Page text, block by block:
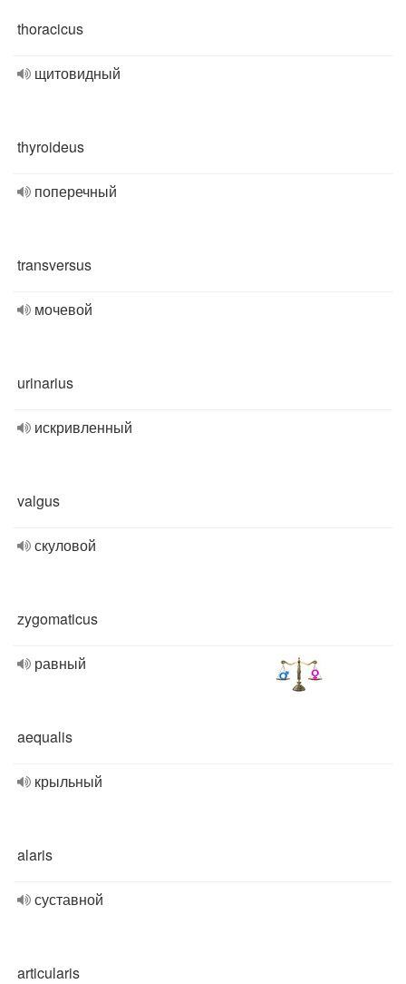
thoracicus
щитовидный
thyroideus
поперечный
transversus
мочевой
urinarius
искривленный
valgus
скуловой
zygomaticus
равный
aequalis
крыльный
alaris
суставной
articularis